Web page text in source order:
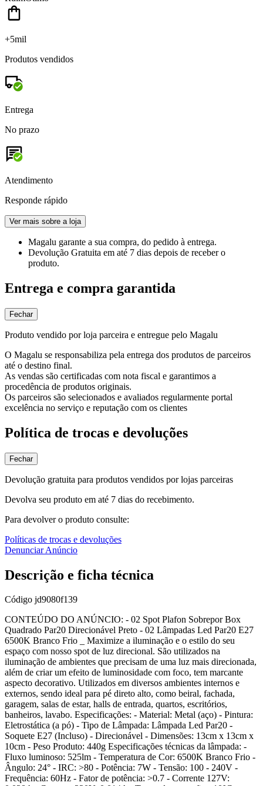
+5mil
Produtos vendidos
Entrega
No prazo
Atendimento
Responde rápido
Ver mais sobre a loja
Magalu garante a sua compra, do pedido à entrega.
Devolução Gratuita em até 7 dias depois de receber o
produto.
Entrega e compra garantida
Fechar
Produto vendido por loja parceira e entregue pelo Magalu
O Magalu se responsabiliza pela entrega dos produtos de parceiros
até o destino final.
As vendas são certificadas com nota fiscal e garantimos a
procedência de produtos originais.
Os parceiros são selecionados e avaliados regularmente portal
excelência no serviço e reputação com os clientes
Política de trocas e devoluções
Fechar
Devolução gratuita para produtos vendidos por lojas parceiras
Devolva seu produto em até 7 dias do recebimento.
Para devolver o produto consulte:
Políticas de trocas e devoluções
Denunciar Anúncio
Descrição e ficha técnica
Código jd9080f139
CONTEÚDO DO ANÚNCIO: - 02 Spot Plafon Sobrepor Box
Quadrado Par20 Direcionável Preto - 02 Lâmpadas Led Par20 E27
6500K Branco Frio _ Maximize a iluminação e o estilo do seu
espaço com nosso spot de luz direcional. São utilizados na
iluminação de ambientes que precisam de uma luz mais direcionada,
além de criar um efeito de luminosidade com foco, tem marcante
aspecto decorativo. Utilizados em diversos ambientes internos e
externos, sendo ideal para pé direto alto, como beiral, fachada,
garagem, salas de estar, halls de entrada, quartos, escritórios,
banheiros, lavabo. Especificações: - Material: Metal (aço) - Pintura:
Eletrostática (a pó) - Tipo de Lâmpada: Lâmpada Led Par20 -
Soquete E27 (Incluso) - Direcionável - Dimensões: 13cm x 13cm x
10cm - Peso Produto: 440g Especificações técnicas da lâmpada: -
Fluxo luminoso: 525lm - Temperatura de Cor: 6500K Branco Frio -
Ângulo: 24° - IRC: >80 - Potência: 7W - Tensão: 100 - 240V -
Frequência: 60Hz - Fator de potência: >0.7 - Corrente 127V: